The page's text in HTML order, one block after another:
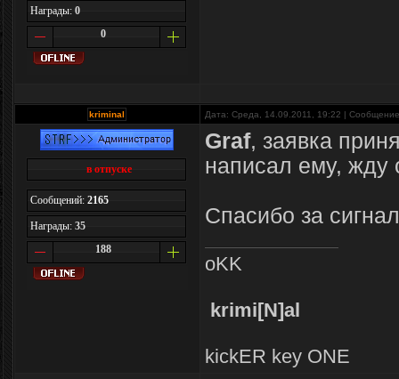
Награды: 0
0
kriminal Дата: Среда, 14.09.2011, 19:22 |
в отпуске
Сообщений: 2165
Награды: 35
188
Graf, заявка
написал ему, жду
Спасибо за
oKK
krimi[N]al
kickER key ONE